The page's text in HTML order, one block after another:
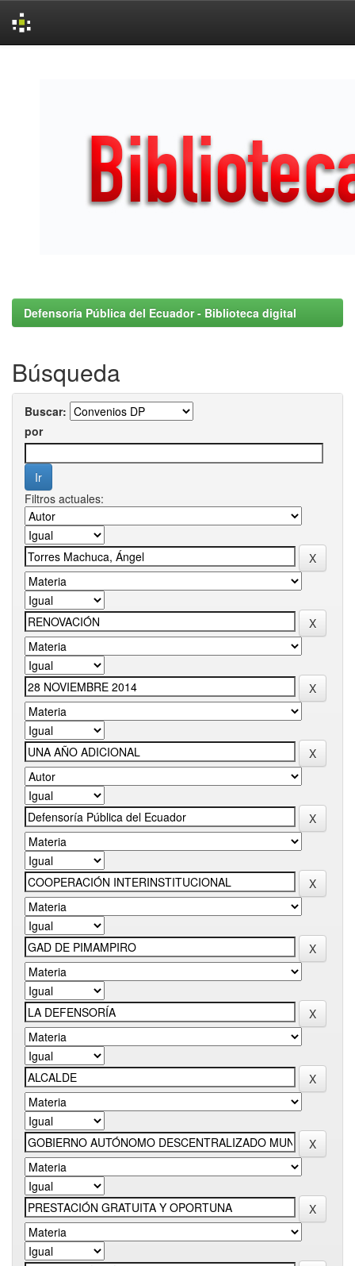
Defensoría Pública del Ecuador - Biblioteca digital
Búsqueda
Buscar:
por
Filtros actuales: